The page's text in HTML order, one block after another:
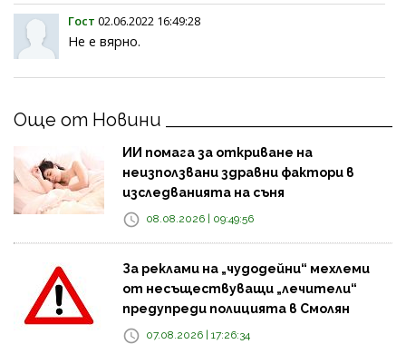
Гост 02.06.2022 16:49:28
Не е вярно.
Още от Новини
ИИ помага за откриване на
неизползвани здравни фактори в
изследванията на съня
08.08.2026 | 09:49:56
За реклами на „чудодейни“ мехлеми
от несъществуващи „лечители“
предупреди полицията в Смолян
07.08.2026 | 17:26:34